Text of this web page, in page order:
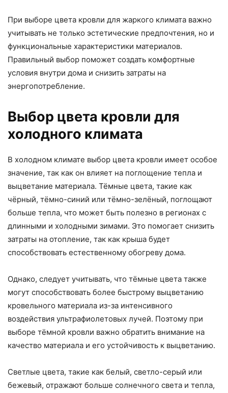
При выборе цвета кровли для жаркого климата важно
учитывать не только эстетические предпочтения, но и
функциональные характеристики материалов.
Правильный выбор поможет создать комфортные
условия внутри дома и снизить затраты на
энергопотребление.
Выбор цвета кровли для
холодного климата
В холодном климате выбор цвета кровли имеет особое
значение, так как он влияет на поглощение тепла и
выцветание материала. Тёмные цвета, такие как
чёрный, тёмно-синий или тёмно-зелёный, поглощают
больше тепла, что может быть полезно в регионах с
длинными и холодными зимами. Это помогает снизить
затраты на отопление, так как крыша будет
способствовать естественному обогреву дома.
Однако, следует учитывать, что тёмные цвета также
могут способствовать более быстрому выцветанию
кровельного материала из-за интенсивного
воздействия ультрафиолетовых лучей. Поэтому при
выборе тёмной кровли важно обратить внимание на
качество материала и его устойчивость к выцветанию.
Светлые цвета, такие как белый, светло-серый или
бежевый, отражают больше солнечного света и тепла,